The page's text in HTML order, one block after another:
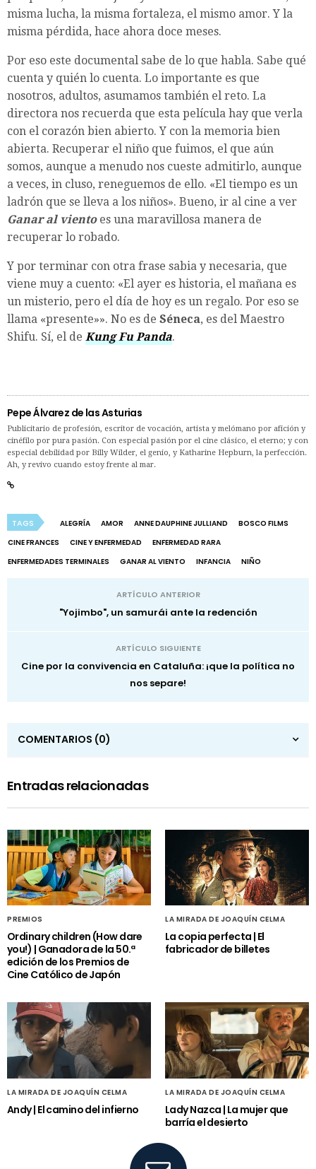
misma lucha, la misma fortaleza, el mismo amor. Y la
misma pérdida, hace ahora doce meses.
Por eso este documental sabe de lo que habla. Sabe qué
cuenta y quién lo cuenta. Lo importante es que
nosotros, adultos, asumamos también el reto. La
directora nos recuerda que esta película hay que verla
con el corazón bien abierto. Y con la memoria bien
abierta. Recuperar el niño que fuimos, el que aún
somos, aunque a menudo nos cueste admitirlo, aunque
a veces, in cluso, reneguemos de ello. «El tiempo es un
ladrón que se lleva a los niños». Bueno, ir al cine a ver
Ganar al viento es una maravillosa manera de
recuperar lo robado.
Y por terminar con otra frase sabia y necesaria, que
viene muy a cuento: «El ayer es historia, el mañana es
un misterio, pero el día de hoy es un regalo. Por eso se
llama «presente»». No es de Séneca, es del Maestro
Shifu. Sí, el de Kung Fu Panda.
Pepe Álvarez de las Asturias
Publicitario de profesión, escritor de vocación, artista y melómano por afición y
cinéfilo por pura pasión. Con especial pasión por el cine clásico, el eterno; y con
especial debilidad por Billy Wilder, el genio, y Katharine Hepburn, la perfección.
Ah, y revivo cuando estoy frente al mar.
TAGS ALEGRÍA AMOR ANNE DAUPHINE JULLIAND
BOSCO FILMS
CINE FRANCES
CINE Y ENFERMEDAD
ENFERMEDAD RARA
ENFERMEDADES TERMINALES
GANAR AL VIENTO INFANCIA NIÑO
ARTÍCULO ANTERIOR
"Yojimbo", un samurái ante la redención
ARTÍCULO SIGUIENTE
Cine por la convivencia en Cataluña: ¡que la política no
nos separe!
COMENTARIOS (0)
Entradas relacionadas
PREMIOS
Ordinary children (How dare
you!) | Ganadora de la 50.ª
edición de los Premios de
Cine Católico de Japón
LA MIRADA DE JOAQUÍN CELMA
La copia perfecta | El
fabricador de billetes
LA MIRADA DE JOAQUÍN CELMA
Andy | El camino del infierno
LA MIRADA DE JOAQUÍN CELMA
Lady Nazca | La mujer que
barría el desierto